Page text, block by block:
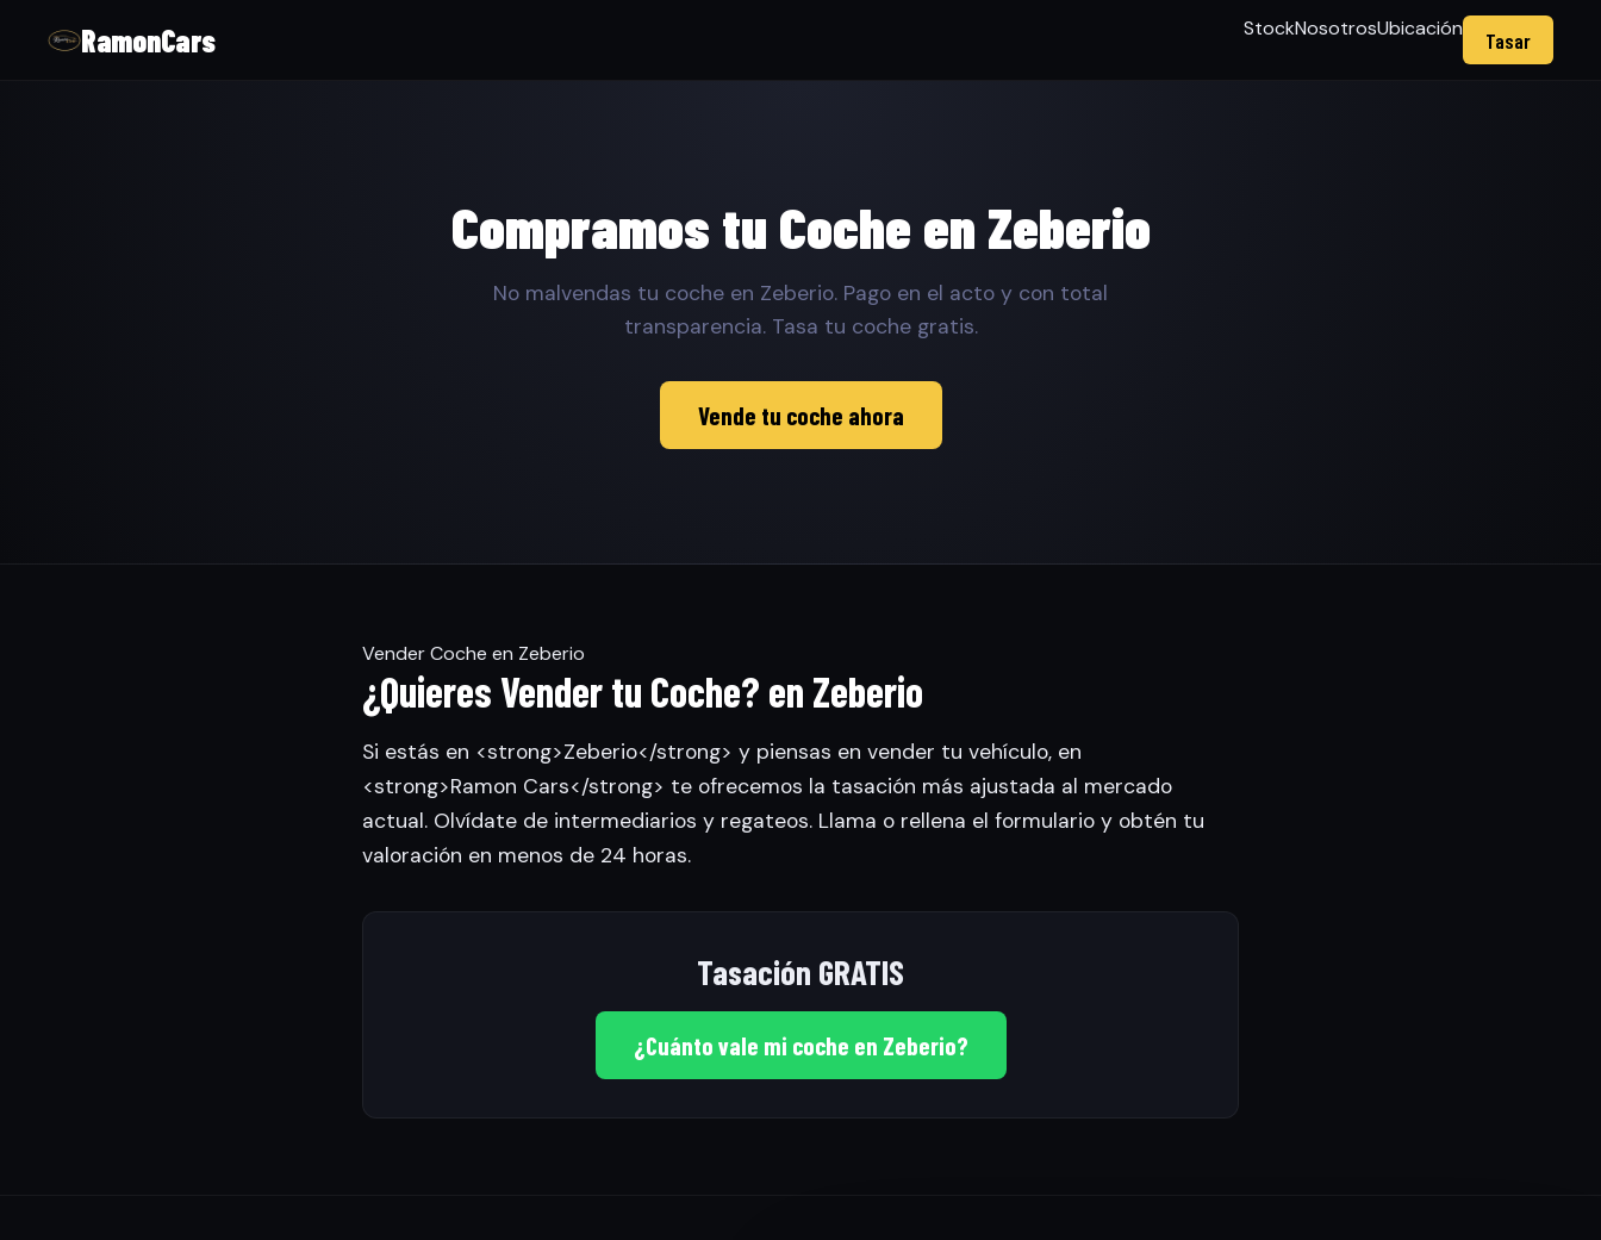
RamonCars StockNosotrosUbicación Tasar
Compramos tu Coche en Zeberio
No malvendas tu coche en Zeberio. Pago en el acto y con total
transparencia. Tasa tu coche gratis.
Vende tu coche ahora
Vender Coche en Zeberio
¿Quieres Vender tu Coche? en Zeberio
Si estás en <strong>Zeberio</strong> y piensas en vender tu vehículo, en
<strong>Ramon Cars</strong> te ofrecemos la tasación más ajustada al mercado
actual. Olvídate de intermediarios y regateos. Llama o rellena el formulario y obtén tu
valoración en menos de 24 horas.
Tasación GRATIS
¿Cuánto vale mi coche en Zeberio?